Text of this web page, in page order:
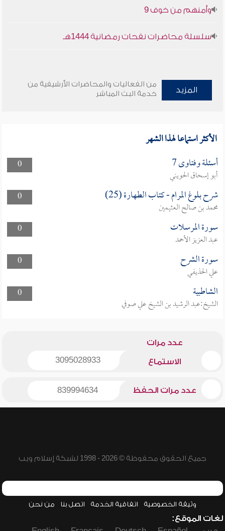
وأمنهم من خوف 9
سلسلة محاضرات نفحات رمضانية 1444هـ
المزيد
من الفعاليات والمحاضرات الأرشيفية من
خدمة البث المباشر
الأكثر استماعا لهذا الشهر
0 أسئلة وفتاوى 7
أبو إسحاق الحويني
0
شرح بلوغ المرام - كتاب الطهارة (25)
محمد بن صالح العثيمين
0
سورة المرسلات
عبد العزيز الأحمد
0
سورة الشرح
علي الحذيفي
0
الشاطبية
الشيخ:عبد الرشيد بن الشيخ علي صوفي
عدد مرات
الاستماع 3095028933
عدد مرات الحفظ 839994634
جميع الحقوق محفوظة © 2026 - 1998 لشبكة إسلام ويب
وثيقة الخصوصية اتفاقية الخدمة اتصل بنا من نحن
لغات الموقع: